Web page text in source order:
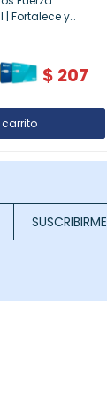
Fortalece y
$ 207
SUSCRIBIRME